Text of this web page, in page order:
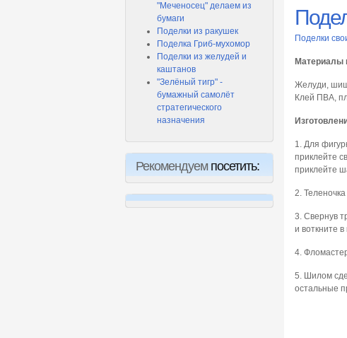
"Меченосец" делаем из
бумаги
Поделки из ракушек
Поделка Гриб-мухомор
Поделки из желудей и
каштанов
"Зелёный тигр" -
бумажный самолёт
стратегического
назначения
Рекомендуемпосетить:
Поделки
Материалы
Желуди,
Клей ПВА,
1. Для
приклейте
приклейте
2.
3. Свернув
и воткните в
4.
5. Шилом
остальные